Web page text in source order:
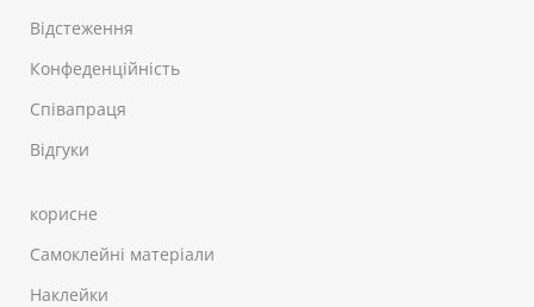
Відстеження
Конфеденційність
Співапраця
Відгуки
корисне
Самоклейні матеріали
Наклейки